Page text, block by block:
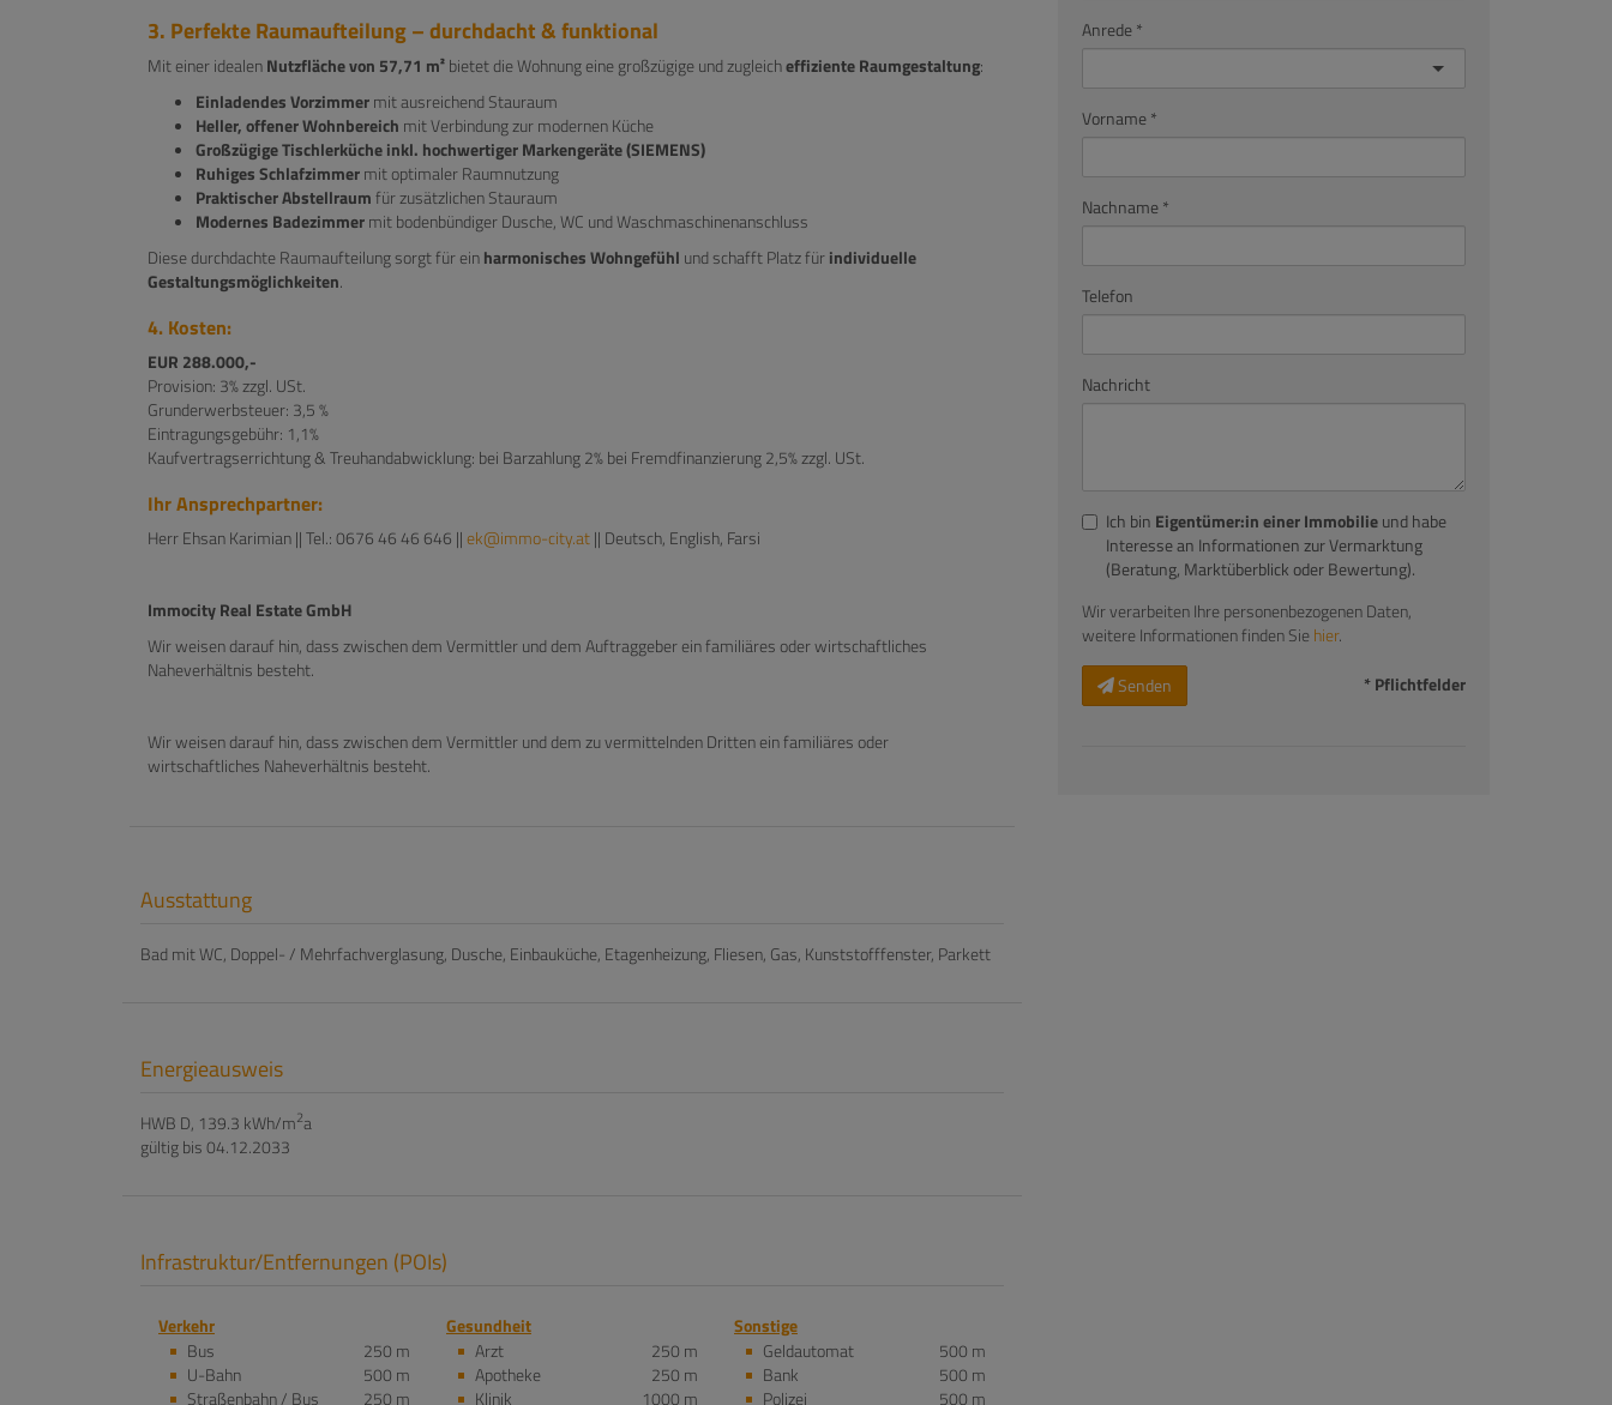
3. Perfekte Raumaufteilung – durchdacht & funktional
Mit einer idealenNutzfläche von 57,71 m²bietet die Wohnung eine großzügige und zugleicheffiziente Raumgestaltung:
Einladendes Vorzimmermit ausreichend Stauraum
Heller, offener Wohnbereich mit Verbindung zur modernen Küche
Großzügige Tischlerküche inkl. hochwertiger Markengeräte (SIEMENS)
Ruhiges Schlafzimmermit optimaler Raumnutzung
Praktischer Abstellraumfür zusätzlichen Stauraum
Modernes Badezimmermit bodenbündiger Dusche, WC und Waschmaschinenanschluss
Diese durchdachte Raumaufteilung sorgt für einharmonisches Wohngefühl und schafft Platz fürindividuelle
Gestaltungsmöglichkeiten.
4. Kosten:
EUR 288.000,-
Provision: 3% zzgl. USt.
Grunderwerbsteuer: 3,5 %
Eintragungsgebühr: 1,1%
Kaufvertragserrichtung & Treuhandabwicklung: bei Barzahlung 2% bei Fremdfinanzierung 2,5% zzgl. USt.
Ihr Ansprechpartner:
Herr Ehsan Karimian || Tel.: 0676 46 46 646 ||ek@immo-city.at|| Deutsch, English, Farsi
Immocity Real Estate GmbH
Wir weisen darauf hin, dass zwischen dem Vermittler und dem Auftraggeber ein familiäres oder wirtschaftliches
Naheverhältnis besteht.
Wir weisen darauf hin, dass zwischen dem Vermittler und dem zu vermittelnden Dritten ein familiäres oder
wirtschaftliches Naheverhältnis besteht.
Ausstattung
Bad mit WC Doppel- / Mehrfachverglasung Dusche Einbauküche Etagenheizung Fliesen Gas Kunststofffenster Parkett
Energieausweis
HWB D, 139.3 kWh/m2a
gültig bis04.12.2033
Infrastruktur/Entfernungen (POIs)
Verkehr
Bus
250 m
U-Bahn
500 m
Straßenbahn / Bus
250 m
Gesundheit
Arzt
250 m
Apotheke
250 m
Klinik
1000 m
Sonstige
Geldautomat
500 m
Bank
500 m
Polizei
500 m
Anrede
Vorname
Nachname
Telefon
Nachricht
Ich bin Eigentümer:in einer Immobilieund habe
Interesse an Informationen zur Vermarktung
(Beratung, Marktüberblick oder Bewertung).
Wir verarbeiten Ihre personenbezogenen Daten,
weitere Informationen finden Siehier.
Senden
* Pflichtfelder